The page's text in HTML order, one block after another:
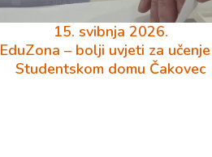
15. svibnja 2026.
EduZona – bolji uvjeti za
Studentskom domu Čakovec